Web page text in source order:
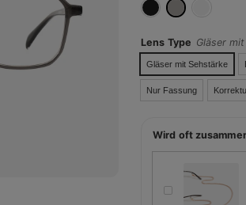
Lens Type Gläser
Gläser mit Sehstärke
Nur Fassung
Wird oft